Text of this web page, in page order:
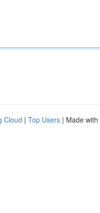
Cloud | Top Users | Made with